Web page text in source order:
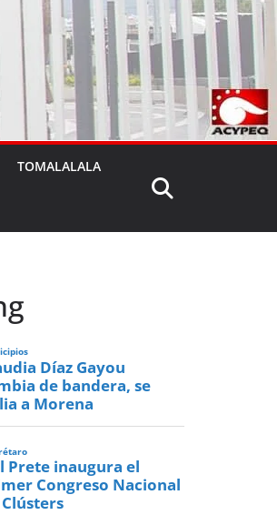
TOMALALALA
Díaz Gayou
de bandera, se
a Morena
Prete inaugura el
Congreso Nacional